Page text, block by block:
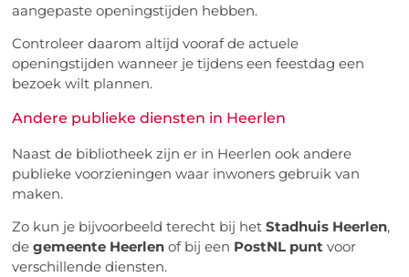
aangepaste openingstijden hebben.
Controleer daarom altijd vooraf de actuele
openingstijden wanneer je tijdens een feestdag een
bezoek wilt plannen.
Andere publieke diensten in Heerlen
Naast de bibliotheek zijn er in Heerlen ook andere
publieke voorzieningen waar inwoners gebruik van
maken.
Zo kun je bijvoorbeeld terecht bij hetStadhuis Heerlen,
degemeente Heerlen of bij een PostNL punt voor
verschillende diensten.